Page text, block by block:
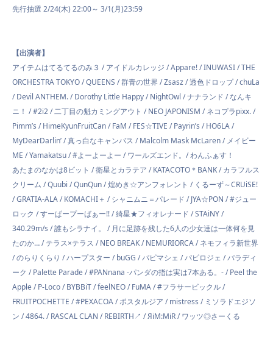
先行抽選 2/24(木) 22:00～ 3/1(月)23:59
【出演者】
アイテムはてるてるのみ３ / アイドルカレッジ / Appare! / INUWASI / THE
ORCHESTRA TOKYO / QUEENS / 群青の世界 / Zsasz / 透色ドロップ / chuLa
/ Devil ANTHEM. / Dorothy Little Happy / NightOwl / ナナランド / なんキ
ニ！ / #2i2 / 二丁目の魁カミングアウト / NEO JAPONISM / ネコプラpixx. /
Pimm’s / HimeKyunFruitCan / FaM / FES☆TIVE / Payrin’s / HO6LA /
MyDearDarlin’ / 真っ白なキャンバス / Malcolm Mask McLaren / メイビー
ME / Yamakatsu / #よーよーよー / ワールズエンド。/ わんふぁす！
あたまのなかは8ビット / 衛星とカラテア / KATACOTO＊BANK / カラフルス
クリーム / Quubi / QunQun / 煌めき☆アンフォレント / くるーず～CRUiSE!
/ GRATIA-ALA / KOMACHI＋ / シャニムニ＝パレード / JYA☆PON / #ジュー
ロック / すーぱープーばぁー!! / 綺星★フィオレナード / STAiNY /
340.29m/s / 誰もシラナイ。 / 月に足跡を残した6人の少女達は一体何を見
たのか… / テラス×テラス / NEO BREAK / NEMURIORCA / ネモフィラ新世界
/ のらりくらり / ハープスター / buGG / パピマシェ / パピロジェ / パラディ
ーク / Palette Parade / #PANnana -パンダの指は実は7本ある。- / Peel the
Apple / P-Loco / BYBBiT / feelNEO / FuMA / #フラサービックル /
FRUITPOCHETTE / #PEXACOA / ポスタルジア / mistress / ミソラドエジソ
ン / 4864. / RASCAL CLAN / REBIRTH↗ / ЯiM:MiR / ワッツ◎さーくる